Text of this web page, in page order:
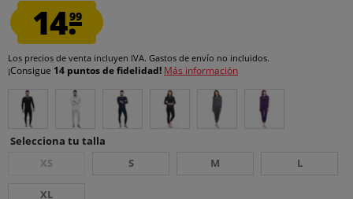
14.99
Los precios de venta incluyen IVA. Gastos de envío no incluidos.
¡Consigue 14 puntos de fidelidad! Más información
Selecciona tu talla
XS
S M L
XL